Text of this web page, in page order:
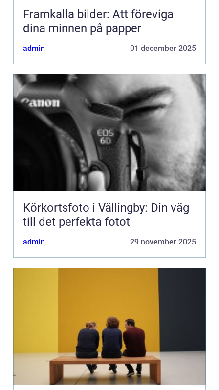
Framkalla bilder: Att föreviga
dina minnen på papper
admin 01 december 2025
Körkortsfoto i Vällingby: Din väg
till det perfekta fotot
admin 29 november 2025